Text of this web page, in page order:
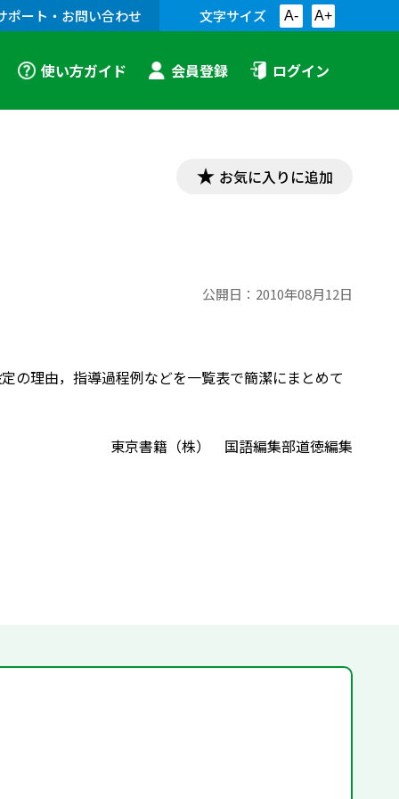
ポート・お問い合わせ 文字サイズ A- A+
使い方ガイド 会員登録 ログイン
お気に入りに追加
公開日： 2010年08月12日
の理由，指導過程例などを一覧表で簡潔にまとめて
東京書籍（株） 国語編集部道徳編集